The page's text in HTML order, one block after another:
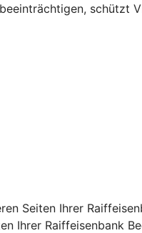
Seiten Ihrer
Ihrer Raiffeisenbank